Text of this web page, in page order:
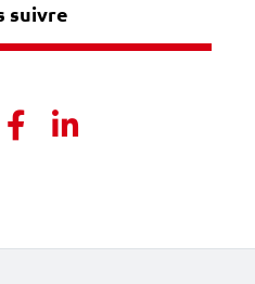
suivre
Facebook
Linkedin